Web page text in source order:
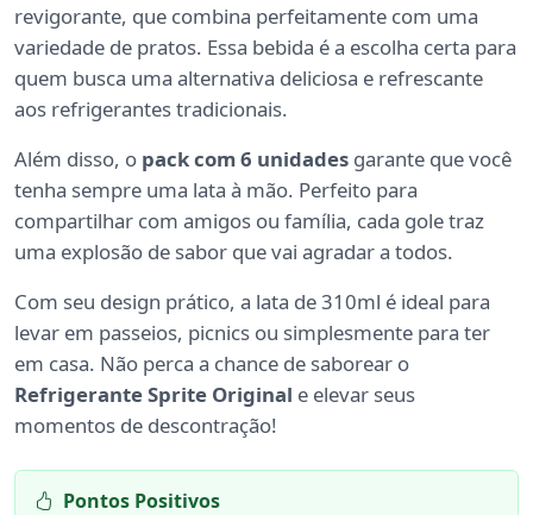
revigorante, que combina perfeitamente com uma
variedade de pratos. Essa bebida é a escolha certa para
quem busca uma alternativa deliciosa e refrescante
aos refrigerantes tradicionais.
Além disso, o pack com 6 unidades garante que você
tenha sempre uma lata à mão. Perfeito para
compartilhar com amigos ou família, cada gole traz
uma explosão de sabor que vai agradar a todos.
Com seu design prático, a lata de 310ml é ideal para
levar em passeios, picnics ou simplesmente para ter
em casa. Não perca a chance de saborear o
Refrigerante Sprite Original e elevar seus
momentos de descontração!
Pontos Positivos